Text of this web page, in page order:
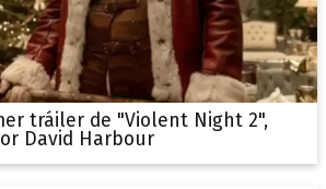
tráiler de "Violent Night 2",
David Harbour